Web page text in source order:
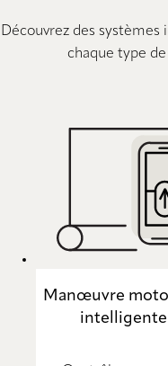
Découvrez des systèmes
chaque type
Manœuvre
intelligente